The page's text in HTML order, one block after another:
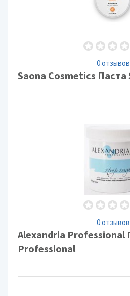
0 отзывов
Saona Cosmetics Паста
0 отзывов
Alexandria Professional
Professional